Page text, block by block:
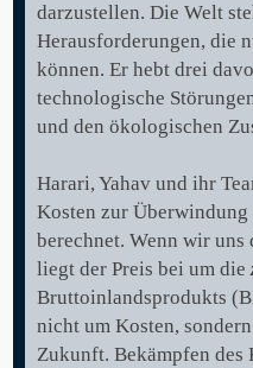
darzustellen. Die Welt
Herausforderungen, die
können. Er hebt drei
technologische
und den ökologischen
Harari, Yahav und ihr
Kosten zur
berechnet. Wenn wir uns
liegt der Preis bei um die
Bruttoinlandsprodukts
nicht um Kosten,
Zukunft. Bekämpfen